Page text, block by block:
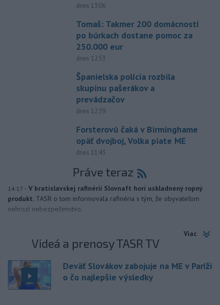
dnes 13:06
Tomaš: Takmer 200 domácností
po búrkach dostane pomoc za
250.000 eur
dnes 12:53
Španielska polícia rozbila
skupinu pašerákov a
prevádzačov
dnes 12:39
Forsterovú čaká v Birminghame
opäť dvojboj, Volka piate ME
dnes 11:43
Práve teraz
14:17 - V bratislavskej rafinérii Slovnaft horí uskladnený ropný
produkt. TASR o tom informovala rafinéria s tým, že obyvateľom
nehrozí nebezpečenstvo.
Viac
Videá a prenosy TASR TV
Deväť Slovákov zabojuje na ME v Paríži
o čo najlepšie výsledky